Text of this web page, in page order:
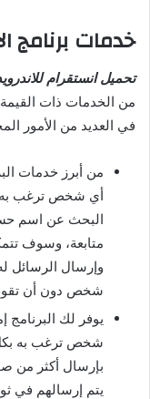
خدمات برنامج
تحميل انستقرام
من الخدمات ذات القيمة
في العديد من الأمور
من أبرز خدمات
أي شخص ترغب به
البحث عن اسم
متابعة، وسوف
وإرسال الرسائل
شخص دون أن تقوم
يوفر لك البرنامج
شخص ترغب به بكل
بإرسال أكثر من
يتم إرسالهم في